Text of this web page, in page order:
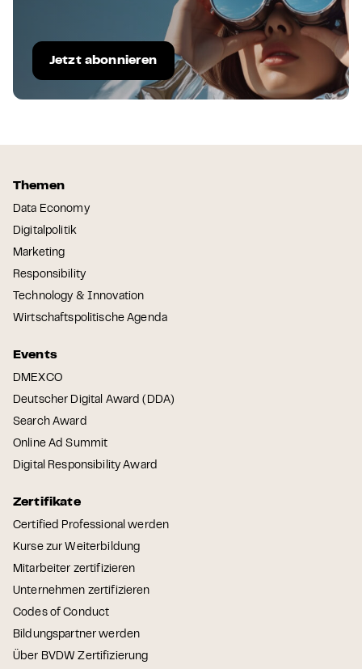
Jetzt abonnieren
Themen
Data Economy
Digitalpolitik
Marketing
Responsibility
Technology & Innovation
Wirtschaftspolitische Agenda
Events
DMEXCO
Deutscher Digital Award (DDA)
Search Award
Online Ad Summit
Digital Responsibility Award
Zertifikate
Certified Professional werden
Kurse zur Weiterbildung
Mitarbeiter zertifizieren
Unternehmen zertifizieren
Codes of Conduct
Bildungspartner werden
Über BVDW Zertifizierung